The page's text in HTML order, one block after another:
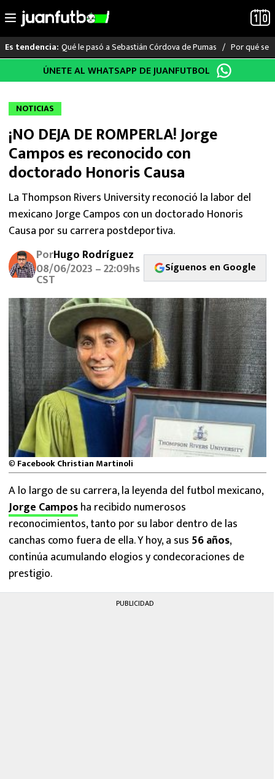
al
Es tendencia: Qué le pasó a Sebastián Córdova de Pumas Por qué se
LO ÚLTIMO
LIGA MX
RAYADOS
PUMAS
ATLANTE
SELECCIÓN MEXICANA
FUTBOL INTERNACIONAL
MEXICANOS EN EL EXTRANJERO
FUTBOL ESTUFA
FÓRMULA 1
BOXEO
LIGA MX
NFL
ÚNETE AL WHATSAPP DE JUANFUTBOL
NOTICIAS
¡NO DEJA DE ROMPERLA! Jorge
Campos es reconocido con
doctorado Honoris Causa
La Thompson Rivers University reconoció la labor del
mexicano Jorge Campos con un doctorado Honoris
Causa por su carrera postdeportiva.
PorHugo Rodríguez
08/06/2023 – 22:09hs
CST
Síguenos en Google
© Facebook Christian Martinoli
A lo largo de su carrera, la leyenda del futbol mexicano,
Jorge Camposha recibido numerosos
reconocimientos, tanto por su labor dentro de las
canchas como fuera de ella. Y hoy, a sus 56 años,
continúa acumulando elogios y condecoraciones de
prestigio.
PUBLICIDAD